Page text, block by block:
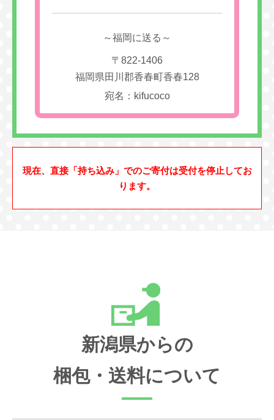
～福岡に送る～
〒822-1406
福岡県田川郡香春町香春128
宛名：kifucoco
現在、直接「持ち込み」でのご寄付は受付を停止してお
ります。
新潟県からの
梱包・送料について